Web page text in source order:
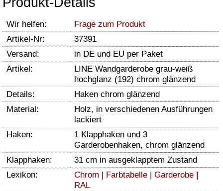
Wir helfen:
Frage zum Produkt
Artikel-Nr:
37391
Versand:
in DE und EU per Paket
Artikel:
LINE Wandgarderobe grau-weiß
hochglanz (192) chrom glänzend
Details:
Haken chrom glänzend
Material:
Holz, in verschiedenen Ausführungen
lackiert
Haken:
1 Klapphaken und 3
Garderobenhaken, chrom glänzend
Klapphaken:
31 cm in ausgeklapptem Zustand
Lexikon:
Chrom | Farbtabelle | Garderobe |
RAL